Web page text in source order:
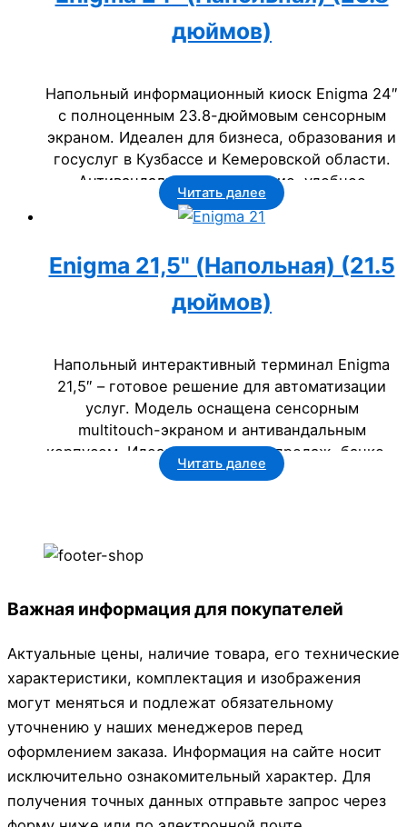
дюймов)
Напольный информационный киоск Enigma 24″
с полноценным 23.8-дюймовым сенсорным
экраном. Идеален для бизнеса, образования и
госуслуг в Кузбассе и Кемеровской области.
Антивандальное исполнение, удобное
самообслуживание.
Читать далее
Enigma 21,5" (Напольная) (21.5
дюймов)
Напольный интерактивный терминал Enigma
21,5″ – готовое решение для автоматизации
услуг. Модель оснащена сенсорным
multitouch-экраном и антивандальным
корпусом. Идеален для точек продаж, банков,
МФЦ и учебных заведений в Кемеровской
Читать далее
Важная информация для покупателей
Актуальные цены, наличие товара, его технические
характеристики, комплектация и изображения
могут меняться и подлежат обязательному
уточнению у наших менеджеров перед
оформлением заказа. Информация на сайте носит
исключительно ознакомительный характер. Для
получения точных данных отправьте запрос через